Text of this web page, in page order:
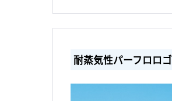
耐蒸気性パーフロロ